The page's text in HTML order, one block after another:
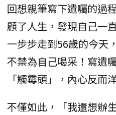
回想親筆寫下遺囑的過
顧了人生，發現自己一
一步步走到56歲的今天
不禁為自己喝采！寫遺
「觸霉頭」，內心反而
不僅如此，「我還想辦